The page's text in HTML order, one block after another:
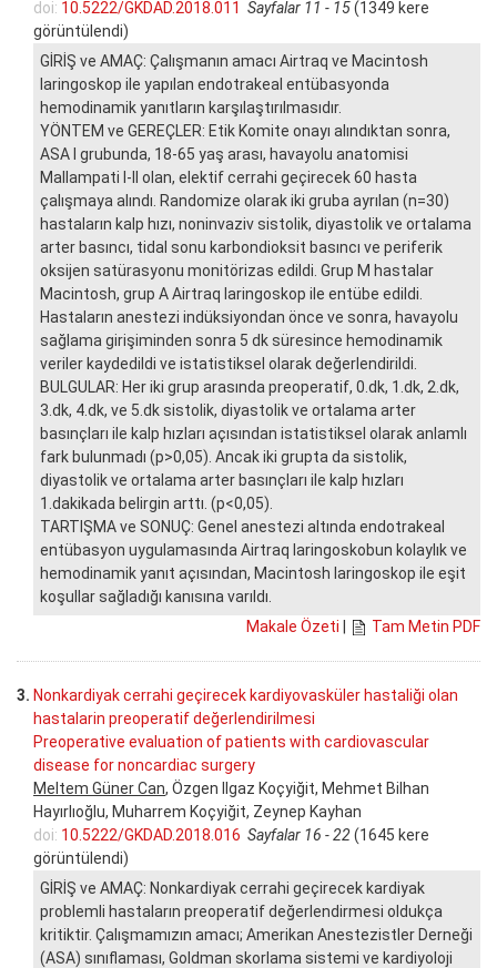
doi: 10.5222/GKDAD.2018.011 Sayfalar 11 - 15(1349 kere
görüntülendi)
GİRİŞ ve AMAÇ: Çalışmanın amacı Airtraq ve Macintosh
laringoskop ile yapılan endotrakeal entübasyonda
hemodinamik yanıtların karşılaştırılmasıdır.
YÖNTEM ve GEREÇLER: Etik Komite onayı alındıktan sonra,
ASA I grubunda, 18-65 yaş arası, havayolu anatomisi
Mallampati I-II olan, elektif cerrahi geçirecek 60 hasta
çalışmaya alındı. Randomize olarak iki gruba ayrılan (n=30)
hastaların kalp hızı, noninvaziv sistolik, diyastolik ve ortalama
arter basıncı, tidal sonu karbondioksit basıncı ve periferik
oksijen satürasyonu monitörizas edildi. Grup M hastalar
Macintosh, grup A Airtraq laringoskop ile entübe edildi.
Hastaların anestezi indüksiyondan önce ve sonra, havayolu
sağlama girişiminden sonra 5 dk süresince hemodinamik
veriler kaydedildi ve istatistiksel olarak değerlendirildi.
BULGULAR: Her iki grup arasında preoperatif, 0.dk, 1.dk, 2.dk,
3.dk, 4.dk, ve 5.dk sistolik, diyastolik ve ortalama arter
basınçları ile kalp hızları açısından istatistiksel olarak anlamlı
fark bulunmadı (p>0,05). Ancak iki grupta da sistolik,
diyastolik ve ortalama arter basınçları ile kalp hızları
1.dakikada belirgin arttı. (p<0,05).
TARTIŞMA ve SONUÇ: Genel anestezi altında endotrakeal
entübasyon uygulamasında Airtraq laringoskobun kolaylık ve
hemodinamik yanıt açısından, Macintosh laringoskop ile eşit
koşullar sağladığı kanısına varıldı.
Makale Özeti | Tam Metin PDF
3. Nonkardiyak cerrahi geçirecek kardiyovasküler hastaliği olan
hastalarin preoperatif değerlendirilmesi
Preoperative evaluation of patients with cardiovascular
disease for noncardiac surgery
Meltem Güner Can, Özgen Ilgaz Koçyiğit, Mehmet Bilhan
Hayırlıoğlu, Muharrem Koçyiğit, Zeynep Kayhan
doi: 10.5222/GKDAD.2018.016 Sayfalar 16 - 22(1645 kere
görüntülendi)
GİRİŞ ve AMAÇ: Nonkardiyak cerrahi geçirecek kardiyak
problemli hastaların preoperatif değerlendirmesi oldukça
kritiktir. Çalışmamızın amacı; Amerikan Anestezistler Derneği
(ASA) sınıflaması, Goldman skorlama sistemi ve kardiyoloji